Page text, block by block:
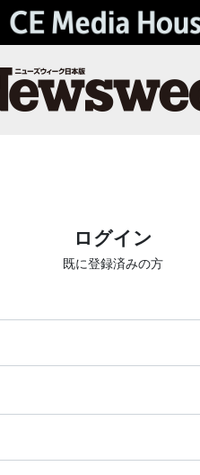
ログイン
既に登録済みの方